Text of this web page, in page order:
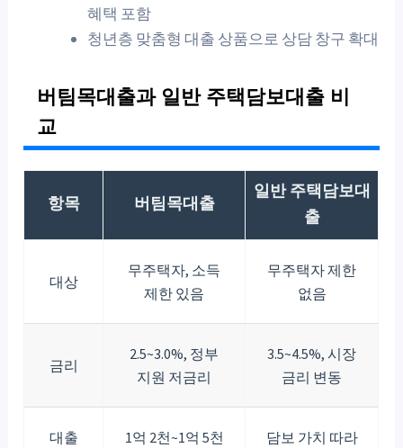
혜택 포함
청년층 맞춤형 대출 상품으로 상담 창구 확대
버팀목대출과 일반 주택담보대출 비
교
항목 버팀목대출
일반 주택담보대
출
대상
무주택자, 소득
제한 있음
무주택자 제한
없음
금리
2.5~3.0%, 정부
지원 저금리
3.5~4.5%, 시장
금리 변동
대출
1억 2천~1억 5천
담보 가치 따라